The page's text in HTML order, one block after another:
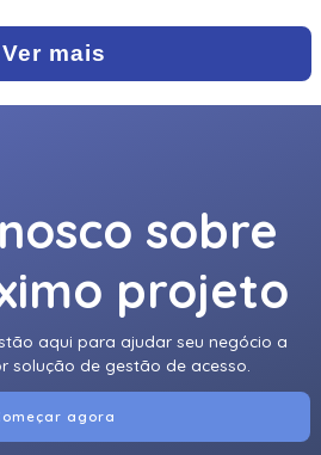
Ver mais
sobre
projeto
aqui para ajudar seu negócio a
solução de gestão de acesso.
agora